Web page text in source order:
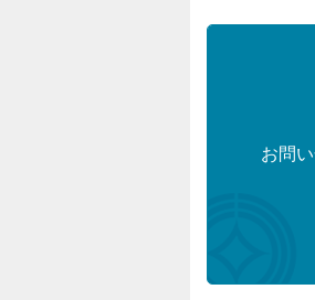
お問